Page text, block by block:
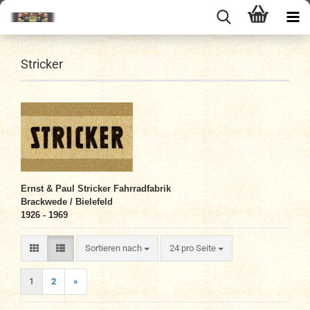
Stricker
Ernst & Paul Stricker Fahrradfabrik
Brackwede / Bielefeld
1926 - 1969
Sortieren nach
Sortieren nach 24 pro Seite
pro Seite
1 2 »